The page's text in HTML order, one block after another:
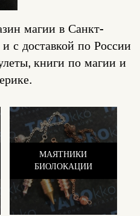
магии в Санкт-
с доставкой по России
книги по магии и
МАЯТНИКИ
БИОЛОКАЦИИ